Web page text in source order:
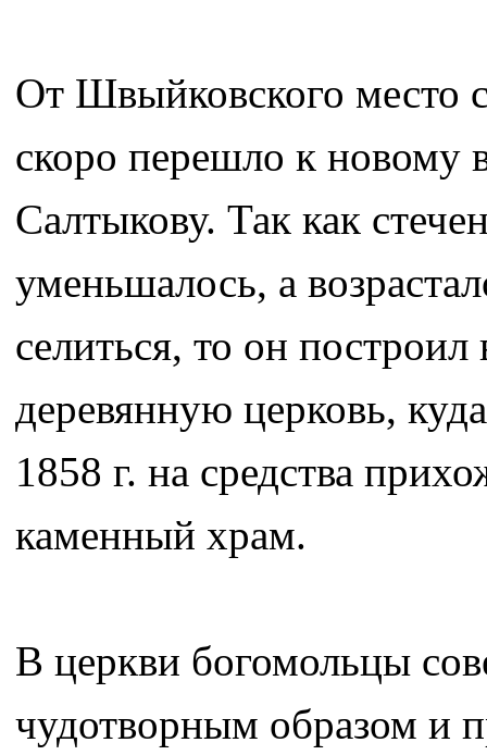
От Швыйковского место
скоро перешло к новому
Салтыкову. Так как
уменьшалось, а
селиться, то он
деревянную церковь,
1858 г. на средства
каменный храм.
В церкви богомольцы
чудотворным образом и